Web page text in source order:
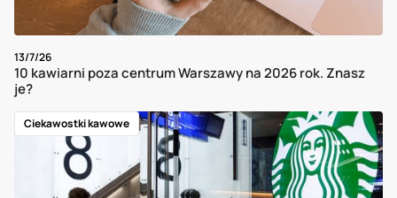
13/7/26
10 kawiarni poza centrum Warszawy na 2026 rok. Znasz
je?
Ciekawostki kawowe